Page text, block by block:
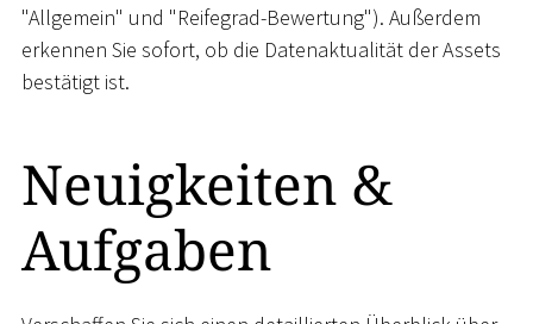
"Allgemein" und "Reifegrad-Bewertung"). Außerdem
erkennen Sie sofort, ob die Datenaktualität der Assets
bestätigt ist.
Neuigkeiten &
Aufgaben